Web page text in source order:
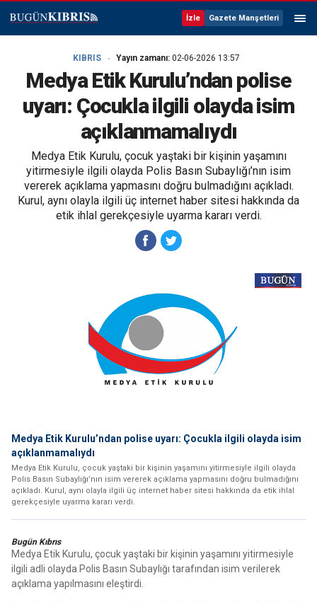
İzle Gazete Manşetleri
KIBRIS Yayın zamanı: 02-06-2026 13:57
Medya Etik Kurulu’ndan polise
uyarı: Çocukla ilgili olayda isim
açıklanmamalıydı
Medya Etik Kurulu, çocuk yaştaki bir kişinin yaşamını
yitirmesiyle ilgili olayda Polis Basın Subaylığı’nın isim
vererek açıklama yapmasını doğru bulmadığını açıkladı.
Kurul, aynı olayla ilgili üç internet haber sitesi hakkında da
etik ihlal gerekçesiyle uyarma kararı verdi.
Medya Etik Kurulu’ndan polise uyarı: Çocukla ilgili olayda isim
açıklanmamalıydı
Medya Etik Kurulu, çocuk yaştaki bir kişinin yaşamını yitirmesiyle ilgili olayda
Polis Basın Subaylığı’nın isim vererek açıklama yapmasını doğru bulmadığını
açıkladı. Kurul, aynı olayla ilgili üç internet haber sitesi hakkında da etik ihlal
gerekçesiyle uyarma kararı verdi.
Bugün Kıbrıs
Medya Etik Kurulu, çocuk yaştaki bir kişinin yaşamını yitirmesiyle
ilgili adli olayda Polis Basın Subaylığı tarafından isim verilerek
açıklama yapılmasını eleştirdi.